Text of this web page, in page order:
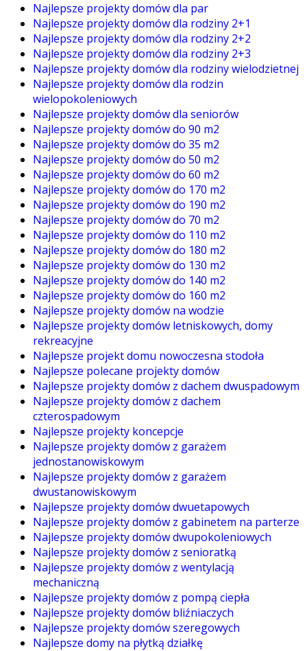
Najlepsze projekty domów dla par
Najlepsze projekty domów dla rodziny 2+1
Najlepsze projekty domów dla rodziny 2+2
Najlepsze projekty domów dla rodziny 2+3
Najlepsze projekty domów dla rodziny wielodzietnej
Najlepsze projekty domów dla rodzin
wielopokoleniowych
Najlepsze projekty domów dla seniorów
Najlepsze projekty domów do 90 m2
Najlepsze projekty domów do 35 m2
Najlepsze projekty domów do 50 m2
Najlepsze projekty domów do 60 m2
Najlepsze projekty domów do 170 m2
Najlepsze projekty domów do 190 m2
Najlepsze projekty domów do 70 m2
Najlepsze projekty domów do 110 m2
Najlepsze projekty domów do 180 m2
Najlepsze projekty domów do 130 m2
Najlepsze projekty domów do 140 m2
Najlepsze projekty domów do 160 m2
Najlepsze projekty domów na wodzie
Najlepsze projekty domów letniskowych, domy
rekreacyjne
Najlepsze projekt domu nowoczesna stodoła
Najlepsze polecane projekty domów
Najlepsze projekty domów z dachem dwuspadowym
Najlepsze projekty domów z dachem
czterospadowym
Najlepsze projekty koncepcje
Najlepsze projekty domów z garażem
jednostanowiskowym
Najlepsze projekty domów z garażem
dwustanowiskowym
Najlepsze projekty domów dwuetapowych
Najlepsze projekty domów z gabinetem na parterze
Najlepsze projekty domów dwupokoleniowych
Najlepsze projekty domów z senioratką
Najlepsze projekty domów z wentylacją
mechaniczną
Najlepsze projekty domów z pompą ciepła
Najlepsze projekty domów bliźniaczych
Najlepsze projekty domów szeregowych
Najlepsze domy na płytką działkę